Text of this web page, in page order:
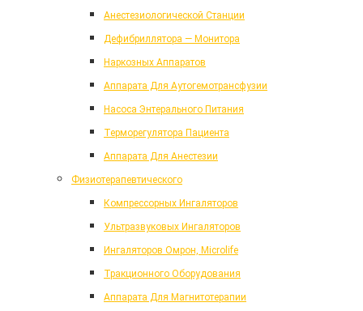
Анестезиологической Станции
Дефибриллятора — Монитора
Наркозных Аппаратов
Аппарата Для Аутогемотрансфузии
Насоса Энтерального Питания
Терморегулятора Пациента
Аппарата Для Анестезии
Физиотерапевтического
Компрессорных Ингаляторов
Ультразвуковых Ингаляторов
Ингаляторов Омрон, Microlife
Тракционного Оборудования
Аппарата Для Магнитотерапии